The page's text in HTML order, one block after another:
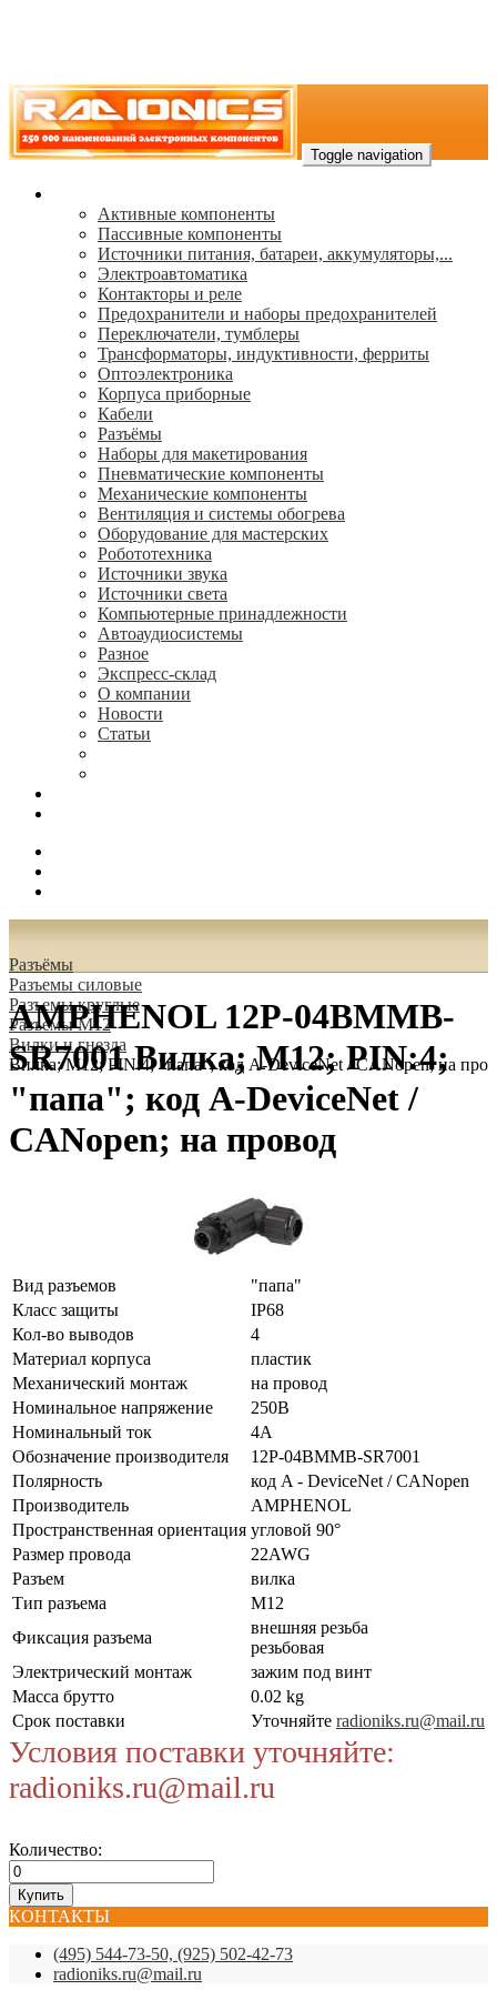
Toggle navigation
Активные компоненты
Пассивные компоненты
Источники питания, батареи, аккумуляторы,...
Электроавтоматика
Контакторы и реле
Предохранители и наборы предохранителей
Переключатели, тумблеры
Трансформаторы, индуктивности, ферриты
Oптоэлектроника
Корпуса приборные
Кабели
Разъёмы
Наборы для макетирования
Пневматические компоненты
Механические компоненты
Вентиляция и системы обогрева
Оборудование для мастерских
Робототехника
Источники звука
Источники света
Компьютерные принадлежности
Автоаудиосистемы
Разное
Экспресс-склад
О компании
Новости
Статьи
Разъёмы
Разъeмы силовые
Разъeмы круглые
Разъeмы M12
Вилки и гнезда
Вилка; M12; PIN:4; "папа"; код A-DeviceNet / CANopen; на
AMPHENOL 12P-04BMMB-
SR7001 Вилка; M12; PIN:4;
"папа"; код A-DeviceNet /
CANopen; на провод
Вид разъемов
"папа"
Класс защиты
IP68
Кол-во выводов
4
Материал корпуса
пластик
Механический монтаж
на провод
Номинальное напряжение
250В
Номинальный ток
4А
Обозначение производителя
12P-04BMMB-SR7001
Полярность
код A - DeviceNet / CANopen
Производитель
AMPHENOL
Пространственная ориентация угловой 90°
Размер провода
22AWG
Разъем
вилка
Тип разъема
M12
Фиксация разъема
внешняя резьба
резьбовая
Электрический монтаж
зажим под винт
Масса брутто
0.02 kg
Срок поставки
Уточняйте radioniks.ru@mail.ru
Условия поставки уточняйте:
radioniks.ru@mail.ru
Количество:
КОНТАКТЫ
(495) 544-73-50, (925) 502-42-73
radioniks.ru@mail.ru